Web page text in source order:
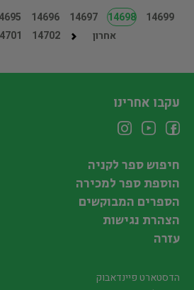
14696 14697 14698
14699
14702 אחרון
עקבו אחרינו
חיפוש ספר לקניה
הוספת ספר למכירה
הספרים המבוקשים
הצהרת נגישות
עזרה
הדסטארט פיינדאבוק